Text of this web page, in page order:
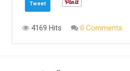
Tweet
4169 Hits 0 Comments